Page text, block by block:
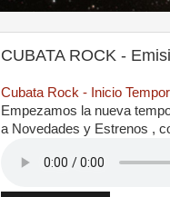
CUBATA ROCK -
Cubata Rock - Inicio
Empezamos la nueva
a Novedades y Estrenos ,